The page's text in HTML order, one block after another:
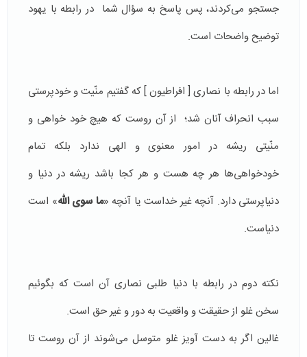
جستجو می‌كردند، پس پاسخ به سؤال شما در رابطه با یهود
توضیح واضحات است.
اما در رابطه با نصاری [ افراطیون ] كه گفتیم منّیت و خود‌پرستی
سبب انحراف آنان شد؛ از آن روست كه هیچ خود خواهی و
منّیتی ریشه در امور معنوی و الهی ندارد بلكه تمام
خودخواهی‌ها هر چه هست و هر كجا باشد ریشه در دنیا و
دنیا‌پرستی دارد. آنچه غیر خداست یا آنچه «ما سوی الله» است
دنیاست.
نكته دوم در رابطه با دنیا طلبی نصاری آن است كه بگوئیم
سخن غلو از حقیقت و واقعیت به دور و غیر حق است.
غالین اگر به دست آویز غلو متوسل می‌شوند از آن روست تا